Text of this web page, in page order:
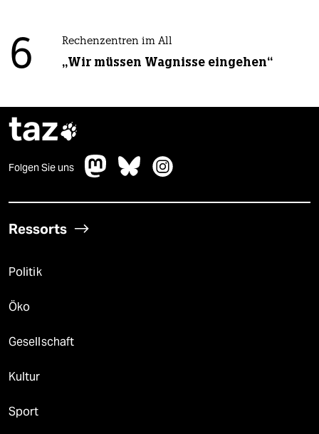
6 Rechenzentren im All
„Wir müssen Wagnisse eingehen“
taz
Folgen Sie uns
Ressorts
Politik
Öko
Gesellschaft
Kultur
Sport